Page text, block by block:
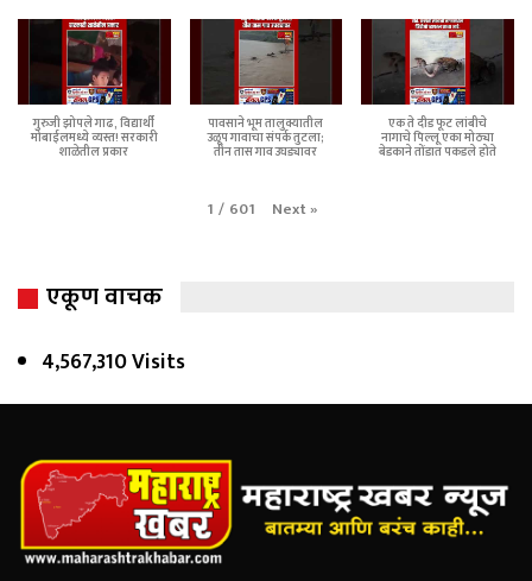
गुरुजी झोपले गाढ, विद्यार्थी
मोबाईलमध्ये व्यस्त! सरकारी
शाळेतील प्रकार
पावसाने भूम तालुक्यातील
उळूप गावाचा संपर्क तुटला;
तीन तास गाव उघड्यावर
एक ते दीड फूट लांबीचे
नागाचे पिल्लू एका मोठ्या
बेडकाने तोंडात पकडले होते
1 / 601 Next»
एकूण वाचक
4,567,310 Visits